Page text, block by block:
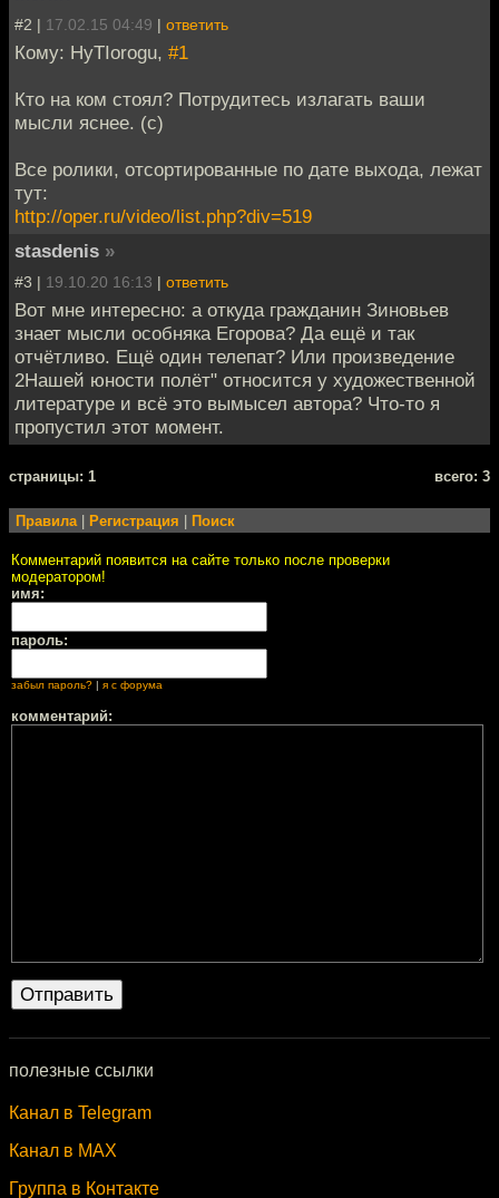
#2 | 17.02.15 04:49 | ответить
Кому: HyTIorogu, #1
Кто на ком стоял? Потрудитесь излагать ваши
мысли яснее. (с)
Все ролики, отсортированные по дате выхода, лежат
тут:
http://oper.ru/video/list.php?div=519
stasdenis »
#3 | 19.10.20 16:13 | ответить
Вот мне интересно: а откуда гражданин Зиновьев
знает мысли особняка Егорова? Да ещё и так
отчётливо. Ещё один телепат? Или произведение
2Нашей юности полёт" относится у художественной
литературе и всё это вымысел автора? Что-то я
пропустил этот момент.
cтраницы: 1 всего: 3
Правила | Регистрация | Поиск
Комментарий появится на сайте только после проверки
модератором!
имя:
пароль:
забыл пароль? | я с форума
комментарий:
полезные ссылки
Канал в Telegram
Канал в MAX
Группа в Контакте